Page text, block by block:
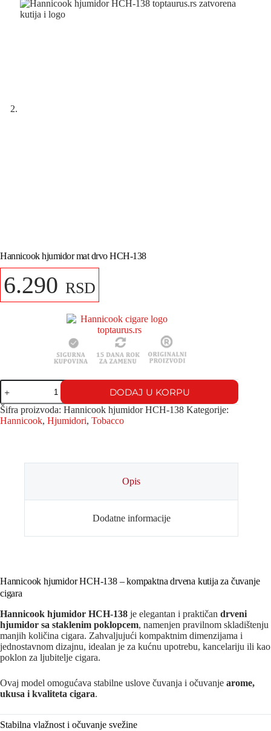
Hannicook hjumidor mat drvo HCH-138
6.290 RSD
DODAJ U KORPU
Šifra proizvoda: Hannicook hjumidor HCH-138 Kategorije:
Hannicook, Hjumidori, Tobacco
Opis
Dodatne informacije
Hannicook hjumidor HCH-138 – kompaktna drvena kutija za čuvanje
cigara
Hannicook hjumidor HCH-138 je elegantan i praktičan drveni
hjumidor sa staklenim poklopcem, namenjen pravilnom skladištenju
manjih količina cigara. Zahvaljujući kompaktnim dimenzijama i
jednostavnom dizajnu, idealan je za kućnu upotrebu, kancelariju ili kao
poklon za ljubitelje cigara.
Ovaj model omogućava stabilne uslove čuvanja i očuvanje arome,
ukusa i kvaliteta cigara.
Stabilna vlažnost i očuvanje svežine